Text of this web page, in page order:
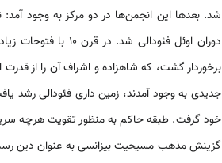
شد. بعدها این انجمن‌ها در دو مرکز به وجود آمد: نووگراد و کی یِف. در
دوران اوئل
برخوردار گشت، که شاهزاده و اشراف آن را از
جدیدی به وجود آمدند، زمین داری فئودالی
خود گرفت. طبقه حاکم به منظور تقویت هرچه
گزینش مذهب مسیحیت بیزانسی به عنوان دین